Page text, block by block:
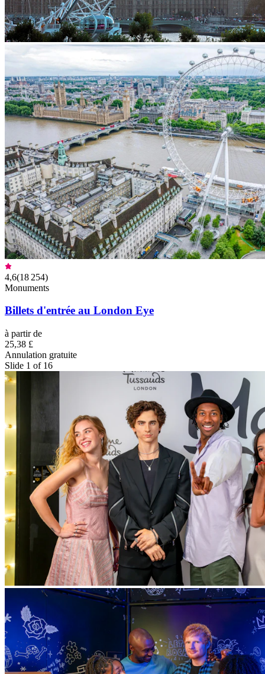
4,6(18 254)
Monuments
Billets d'entrée au London Eye
à partir de
25,38 £
Annulation gratuite
Slide 1 of 16